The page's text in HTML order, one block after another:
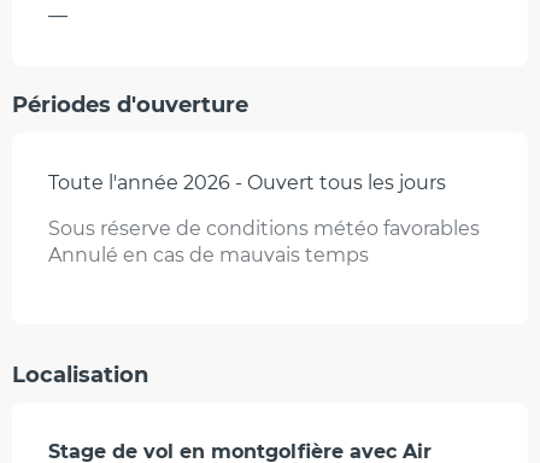
—
Périodes d'ouverture
Toute l'année 2026 - Ouvert tous les jours
Sous réserve de conditions météo favorables
Annulé en cas de mauvais temps
Localisation
Stage de vol en montgolfière avec Air